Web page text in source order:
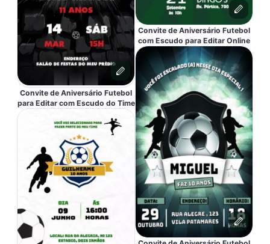
Convite de Aniversário Futebol
para Editar com Escudo do Time
Convite de Aniversário Futebol
com Escudo para Editar Online